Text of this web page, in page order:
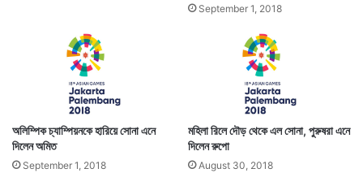
September 1, 2018
অলিম্পিক চ্যাম্পিয়নকে হারিয়ে সোনা এনে
দিলেন অমিত
September 1, 2018
মহিলা রিলে দৌড় থেকে‌ এল সোনা, পুরুষরা এনে
দিলেন রুপো
August 30, 2018